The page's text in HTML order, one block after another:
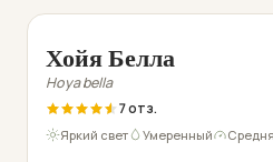
Хойя Белла
Hoya bella
7
Яркий свет Умеренный